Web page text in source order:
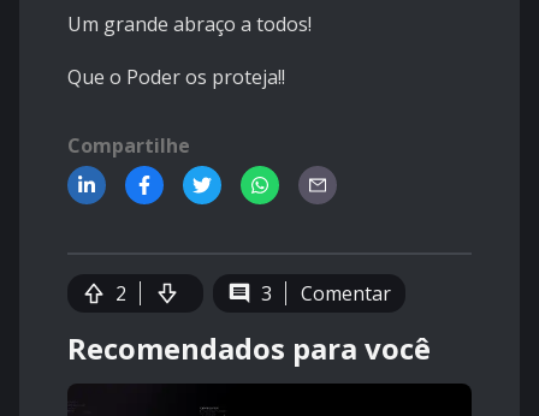
Um grande abraço a todos!
Que o Poder os proteja!!
Compartilhe
2 3 Comentar
Recomendados para você